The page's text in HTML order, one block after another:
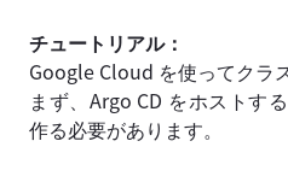
チュートリアル：
Google Cloud を使ってクラ
まず、Argo CD をホストす
作る必要があります。